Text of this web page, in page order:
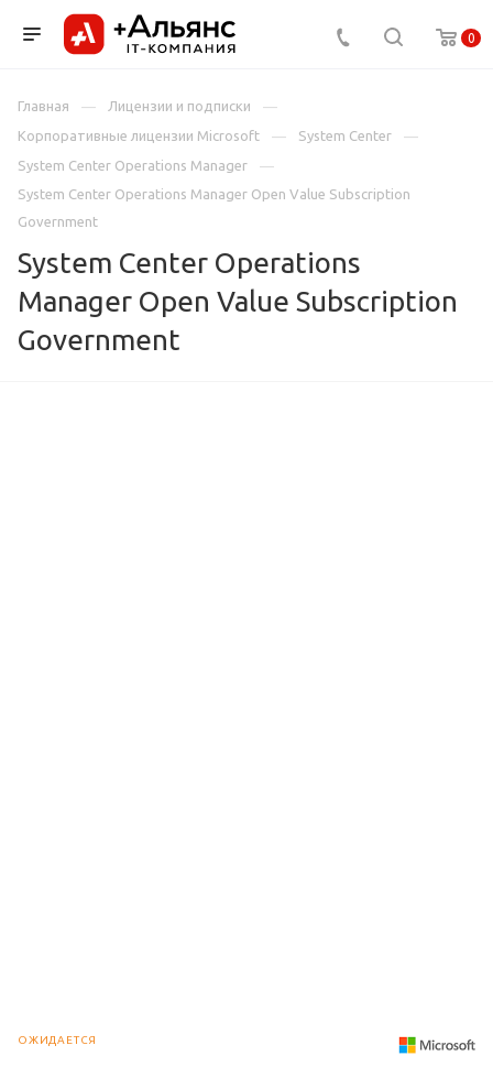
0
Главная
Лицензии и подписки
Корпоративные лицензии Microsoft
System Center
System Center Operations Manager
System Center Operations Manager Open Value Subscription
Government
System Center Operations
Manager Open Value Subscription
Government
ОЖИДАЕТСЯ